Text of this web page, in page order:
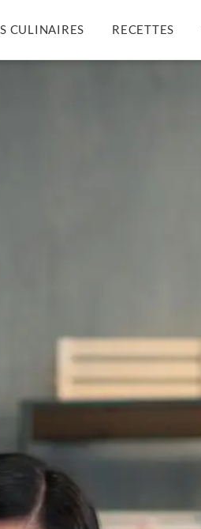
CULINAIRES RECETTES